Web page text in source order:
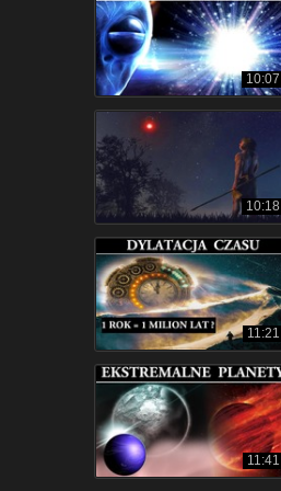
10:07
10:18
11:21
11:41